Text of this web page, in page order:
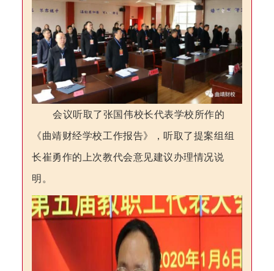
会议听取了张国伟校长代表学校所作的
《曲靖财经学校工作报告》 ， 听取了提案组组
长崔勇作的 上次教代会意见建议办理情况说
明。